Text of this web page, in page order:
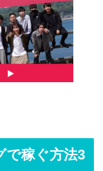
で稼ぐ方法3